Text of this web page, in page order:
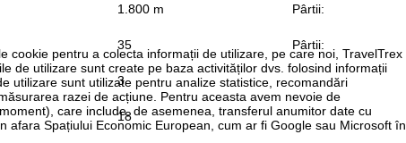
cookie pentru a colecta informații de utilizare, pe care noi, TravelTrex
de utilizare sunt create pe baza activităților dvs. folosind informații
utilizare sunt utilizate pentru analize statistice, recomandări
razei de acțiune. Pentru aceasta avem nevoie de
care include, de asemenea, transferul anumitor date cu
afara Spațiului Economic European, cum ar fi Google sau Microsoft în
1.800 m Pârtii:
35 Pârtii:
3
18